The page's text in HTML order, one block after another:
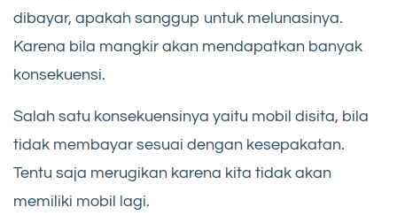
dibayar, apakah sanggup untuk melunasinya.
Karena bila mangkir akan mendapatkan banyak
konsekuensi.
Salah satu konsekuensinya yaitu mobil disita, bila
tidak membayar sesuai dengan kesepakatan.
Tentu saja merugikan karena kita tidak akan
memiliki mobil lagi.